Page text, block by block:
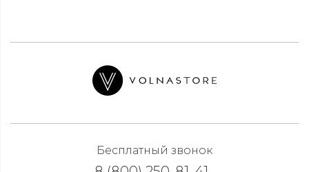
Бесплатный звонок